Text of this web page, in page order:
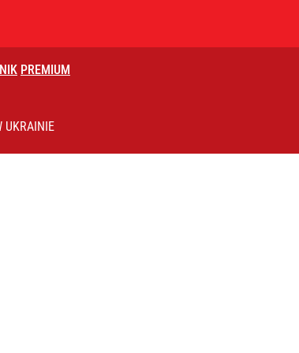
PREMIUM
jakich mało”
UKRAINIE